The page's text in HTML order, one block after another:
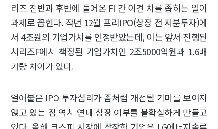
리즈 전반과 후반에 들어온 FI 간 이견 차를 좁히는 일이
과제로 꼽힌다. 작년 12월 프리IPO(상장 전 지분투자)에
서 4조원의 기업가치를 인정받았는데, 이는 앞서 진행된
시리즈F에서 책정된 기업가치인 2조5000억원과 1.6배
가량 차이가 있다.
얼어붙은 IPO 투자심리가 좀처럼 개선될 기미를 보이지
않고 있는 점 역시 연내 상장 여부를 불확실하게 만들고